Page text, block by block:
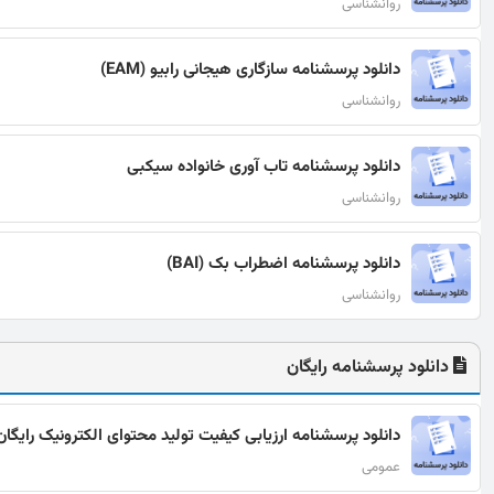
روانشناسی
دانلود پرسشنامه سازگاری هیجانی رابیو (EAM)
روانشناسی
دانلود پرسشنامه تاب آوری خانواده سیکبی
روانشناسی
دانلود پرسشنامه اضطراب بک (BAI)
روانشناسی
دانلود پرسشنامه رایگان
دانلود پرسشنامه ارزیابی کیفیت تولید محتوای الکترونیک
عمومی